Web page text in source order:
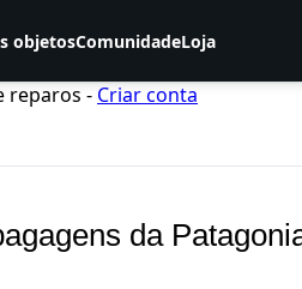
objetosComunidadeLoja
reparos - Criar conta
da